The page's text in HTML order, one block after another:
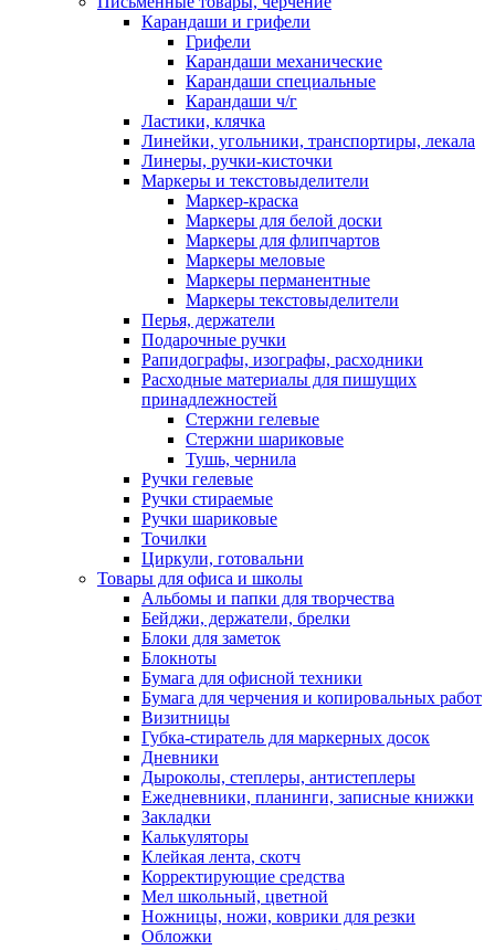
Карандаши и грифели
Грифели
Карандаши механические
Карандаши специальные
Карандаши ч/г
Ластики, клячка
Линейки, угольники, транспортиры, лекала
Линеры, ручки-кисточки
Маркеры и текстовыделители
Маркер-краска
Маркеры для белой доски
Маркеры для флипчартов
Маркеры меловые
Маркеры перманентные
Маркеры текстовыделители
Перья, держатели
Подарочные ручки
Рапидографы, изографы, расходники
Расходные материалы для пишущих
принадлежностей
Стержни гелевые
Стержни шариковые
Тушь, чернила
Ручки гелевые
Ручки стираемые
Ручки шариковые
Точилки
Циркули, готовальни
Товары для офиса и школы
Альбомы и папки для творчества
Бейджи, держатели, брелки
Блоки для заметок
Блокноты
Бумага для офисной техники
Бумага для черчения и копировальных работ
Визитницы
Губка-стиратель для маркерных досок
Дневники
Дыроколы, степлеры, антистеплеры
Ежедневники, планинги, записные книжки
Закладки
Калькуляторы
Клейкая лента, скотч
Корректирующие средства
Мел школьный, цветной
Ножницы, ножи, коврики для резки
Обложки